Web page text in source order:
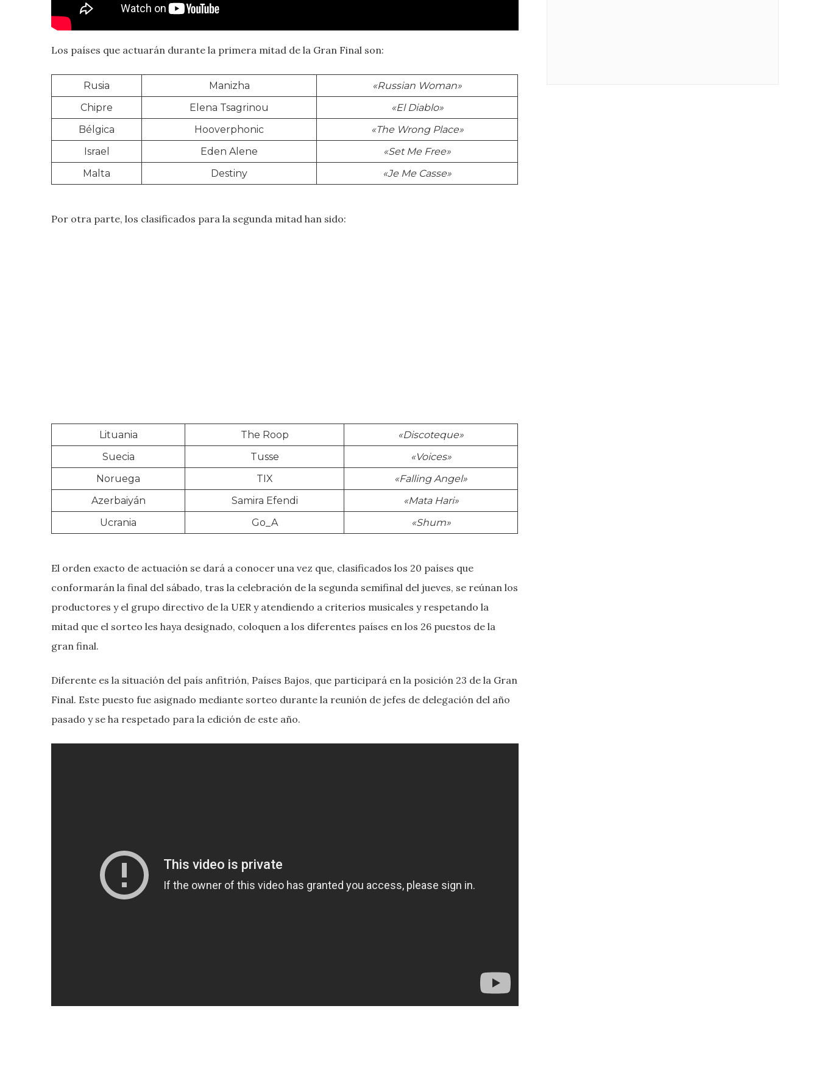
Los países que actuarán durante la primera mitad de la Gran Final son:
Rusia Manizha
«Russian Woman»
Chipre
Elena Tsagrinou
«El Diablo»
Bélgica
Hooverphonic
«The Wrong Place»
Israel
Eden Alene
«Set Me Free»
Malta
Destiny «Je Me Casse»
Por otra parte, los clasificados para la segunda mitad han sido:
Lituania The Roop
«Discoteque»
Suecia
Tusse
«Voices»
Noruega
TIX
«Falling Angel»
Azerbaiyán
Samira Efendi
«Mata Hari»
Ucrania
Go_A «Shum»
El orden exacto de actuación se dará a conocer una vez que, clasificados los 20 países que
conformarán la final del sábado, tras la celebración de la segunda semifinal del jueves, se reúnan los
productores y el grupo directivo de la UER y atendiendo a criterios musicales y respetando la
mitad que el sorteo les haya designado, coloquen a los diferentes países en los 26 puestos de la
gran final.
Diferente es la situación del país anfitrión, Países Bajos, que participará en la posición 23 de la Gran
Final. Este puesto fue asignado mediante sorteo durante la reunión de jefes de delegación del año
pasado y se ha respetado para la edición de este año.